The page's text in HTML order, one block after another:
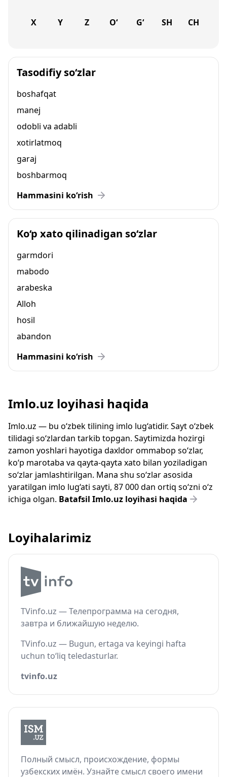
X Y Z O‘ G‘ SH CH
Tasodifiy so‘zlar
boshafqat
manej
odobli va adabli
xotirlatmoq
garaj
boshbarmoq
Hammasini ko‘rish
Ko‘p xato qilinadigan so‘zlar
garmdori
mabodo
arabeska
Alloh
hosil
abandon
Hammasini ko‘rish
Imlo.uz loyihasi haqida
Imlo.uz — bu o‘zbek tilining imlo lug‘atidir. Sayt o‘zbek
tilidagi so‘zlardan tarkib topgan. Saytimizda hozirgi
zamon yoshlari hayotiga daxldor ommabop so‘zlar,
ko‘p marotaba va qayta-qayta xato bilan yoziladigan
so‘zlar jamlashtirilgan. Mana shu so‘zlar asosida
yaratilgan imlo lug‘ati sayti, 87 000 dan ortiq so‘zni o‘z
ichiga olgan. Batafsil Imlo.uz loyihasi haqida
Loyihalarimiz
TVinfo.uz — Телепрограмма на сегодня,
завтра и ближайшую неделю.
TVinfo.uz — Bugun, ertaga va keyingi hafta
uchun to‘liq teledasturlar.
tvinfo.uz
Полный смысл, происхождение, формы
узбекских имён. Узнайте смысл своего имени